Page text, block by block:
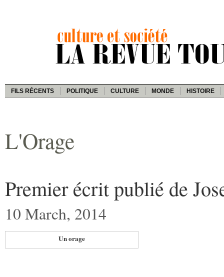
FILS RÉCENTS POLITIQUE CULTURE MONDE HISTOIRE
L'Orage
Premier écrit publié de
10 March, 2014
Un orage